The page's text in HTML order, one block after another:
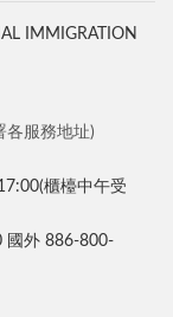
IMMIGRATION
各服務地址)
櫃檯中午受
國外 886-800-